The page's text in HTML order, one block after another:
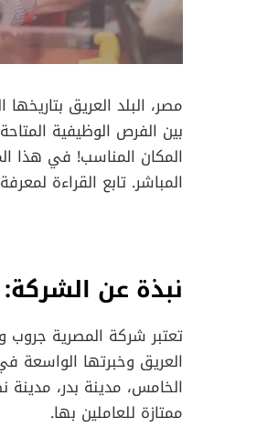
مصر، البلد العريق
بين الفرص الوظيفية
المكان المناسب! في هذا
المباشر. تابع القراءة
نبذة عن الشركة:
تعتبر شركة المصرية جروب
العريق وخبرتها
الخامس، مدينة بدر،
ممتازة للعاملين بها.